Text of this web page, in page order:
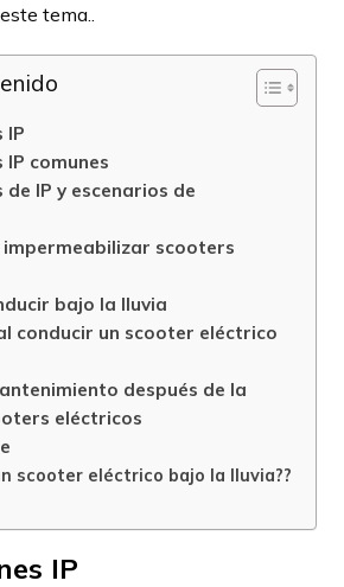
tema..
IP
IP comunes
de IP y escenarios de
impermeabilizar scooters
bajo la lluvia
conducir un scooter eléctrico
después de la
eléctricos
scooter eléctrico bajo la lluvia??
IP